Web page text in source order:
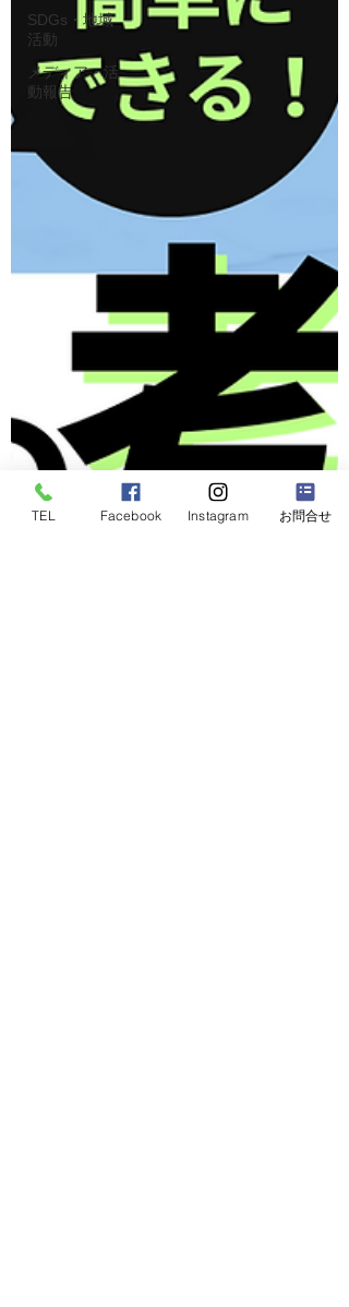
SDGs・地域
活動
メディア・活
動報告
TEL Facebook Instagram お問合せ